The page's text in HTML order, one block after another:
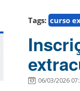
Tags: curso
06/03/2026